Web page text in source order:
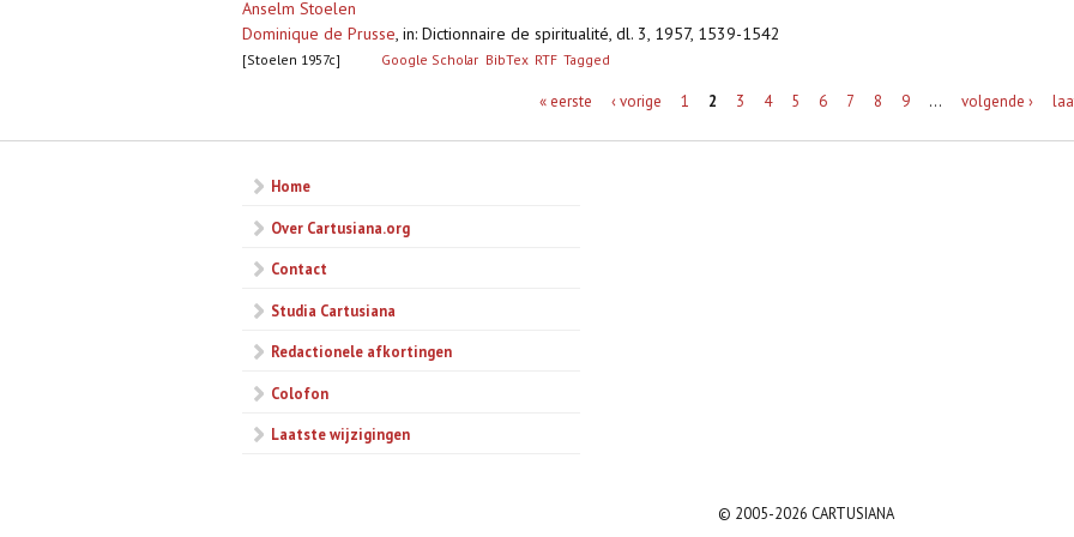
Anselm Stoelen
Dominique de Prusse, in: Dictionnaire de spiritualité, dl. 3, 1957, 1539-1542
[Stoelen 1957c] Google Scholar BibTex RTF Tagged
« eerste ‹ vorige 1 2 3 4 5 6 7 8 9 … volgende ›
Home
Over Cartusiana.org
Contact
Studia Cartusiana
Redactionele afkortingen
Colofon
Laatste wijzigingen
© 2005-2026 CARTUSIANA